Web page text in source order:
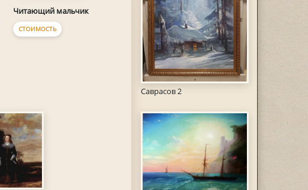
Саврасов 2
Читающий мальчик
СТОИМОСТЬ